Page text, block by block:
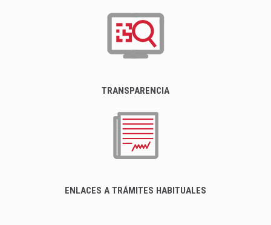
TRANSPARENCIA
ENLACES A TRÁMITES HABITUALES